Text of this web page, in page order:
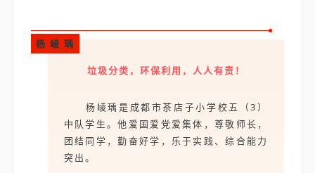
杨 崚 瑀
垃圾分类，环保利用，人人有责！
杨崚瑀是成都市茶店子小学校五（3）
中队学生。他爱国爱党爱集体，尊敬师长，
团结同学，勤奋好学，乐于实践、综合能力
突出。